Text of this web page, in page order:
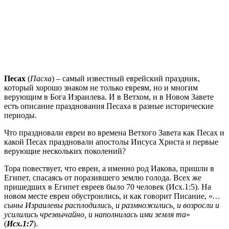
Песах (Пасха) – самый известный еврейский праздник,
который хорошо знаком не только евреям, но и многим
верующим в Бога Израилева. И в Ветхом, и в Новом Завете
есть описание празднования Песаха в разные исторические
периоды.
Что праздновали евреи во времена Ветхого Завета как Песах и
какой Песах праздновали апостолы Иисуса Христа и первые
верующие нескольких поколений?
Тора повествует, что евреи, а именно род Иакова, пришли в
Египет, спасаясь от поразившего землю голода. Всех же
пришедших в Египет евреев было 70 человек (Исх.1:5). На
новом месте евреи обустроились, и как говорит Писание, «…
сыны Израилевы расплодились, и размножились, и возросли и
усилились чрезвычайно, и наполнилась ими земля та»
(Исх.1:7).